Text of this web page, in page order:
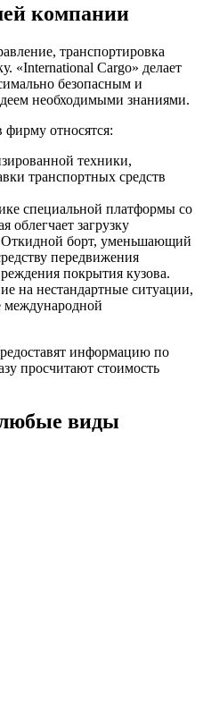
компании
транспортировка
«International Cargo» делает
безопасным и
необходимыми знаниями.
относятся:
техники,
транспортных средств
специальной платформы со
облегчает загрузку
Откидной борт, уменьшающий
передвижения
покрытия кузова.
на нестандартные ситуации,
международной
информацию по
просчитают стоимость
виды